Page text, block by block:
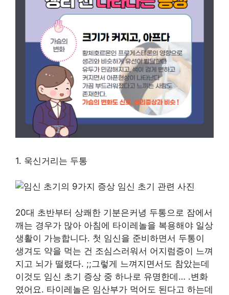
1. 욱신거리는 두통
20대 초반부터 상쾌한 기분은커녕 두통으로 잠에서
깨는 경우가 많아 아침에 타이레놀을 복용해야 일상
생활이 가능합니다. 첫 임신을 준비하면서 두통이
생겨도 약을 먹는 건 조심스러워서 어지럼증이 느껴
지고 뇌가 떨렸다. ;;그렇게 느껴지면서도 참았는데
이것도 임신 초기 증상 중 하나로 유명한데… .변화
였어요. 타이레놀은 임산부가 먹어도 된다고 하는데